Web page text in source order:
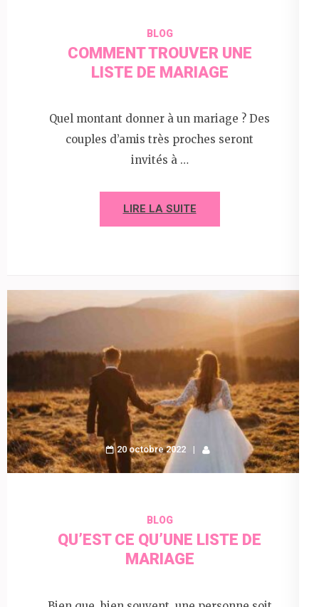
BLOG
COMMENT TROUVER UNE
LISTE DE MARIAGE
Quel montant donner à un mariage ? Des
couples d’amis très proches seront
invités à …
LIRE LA SUITE
20 octobre 2022
BLOG
QU’EST CE QU’UNE LISTE DE
MARIAGE